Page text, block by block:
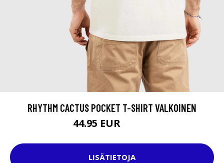
RHYTHM CACTUS POCKET T-SHIRT VALKOINEN
44.95 EUR
LISÄTIETOJA